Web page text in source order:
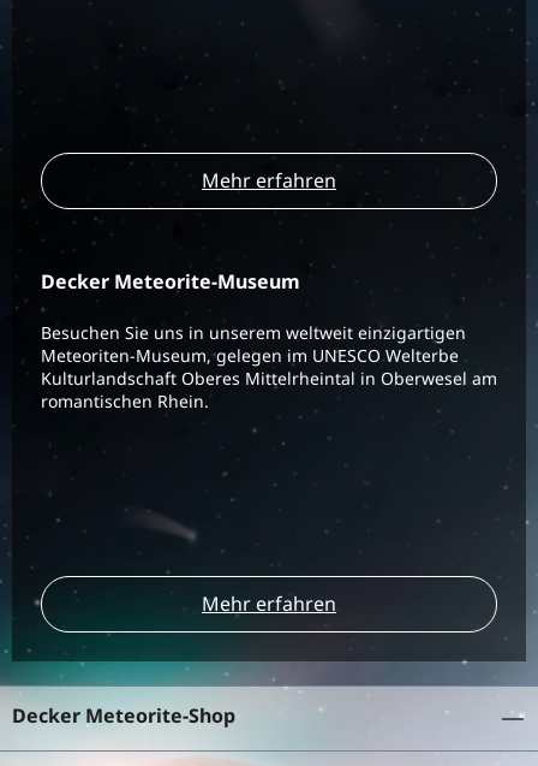
Mehr erfahren
Decker Meteorite-Museum
Besuchen Sie uns in unserem weltweit einzigartigen
Meteoriten-Museum, gelegen im UNESCO Welterbe
Kulturlandschaft Oberes Mittelrheintal in Oberwesel am
romantischen Rhein.
Mehr erfahren
Decker Meteorite-Shop